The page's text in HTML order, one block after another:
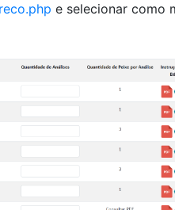
e selecionar como